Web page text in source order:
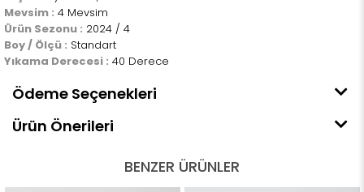
Mevsim : 4 Mevsim
Ürün Sezonu : 2024 / 4
Boy / Ölçü : Standart
Yıkama Derecesi : 40 Derece
Ödeme Seçenekleri
Ürün Önerileri
BENZER ÜRÜNLER